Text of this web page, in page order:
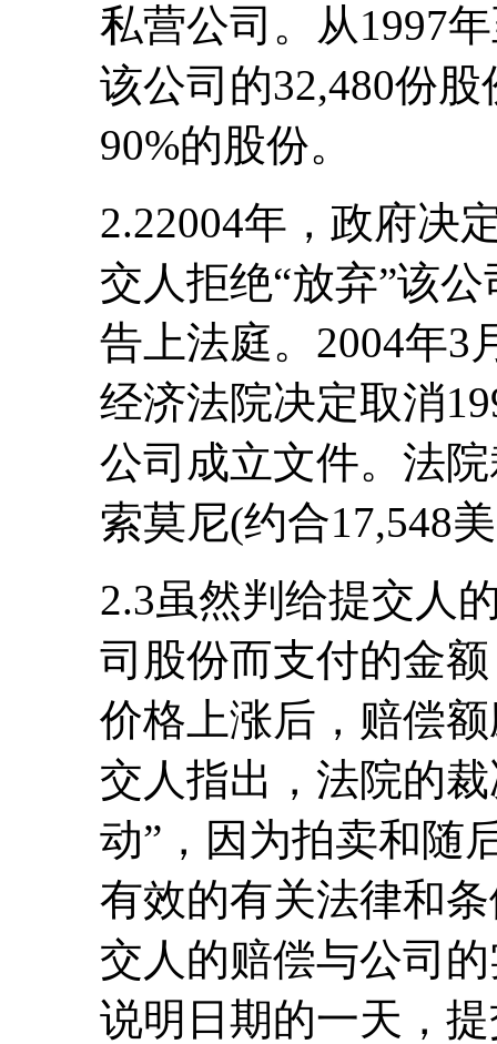
私营公司。从1997
该公司的32,480份
90%的股份。
2.22004年，政府决
交人拒绝“放弃”该
告上法庭。2004年3
经济法院决定取消
公司成立文件。法
索莫尼(约合17,548
2.3虽然判给提交人
司股份而支付的金
价格上涨后，赔偿
交人指出，法院的
动”，因为拍卖和随
有效的有关法律和
交人的赔偿与公司
说明日期的一天，